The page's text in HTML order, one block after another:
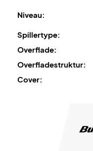
Niveau:
Spillertype:
Overflade:
Overfladestruktur:
Cover: